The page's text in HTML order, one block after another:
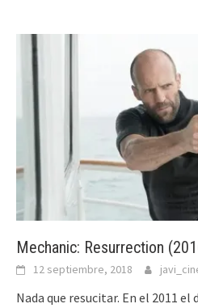
Mechanic: Resurrection
12 septiembre, 2018
Nada que resucitar. En el 2011